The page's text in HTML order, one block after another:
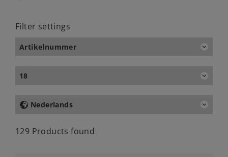
Filter settings
Artikelnummer
18
Nederlands
129 Products found